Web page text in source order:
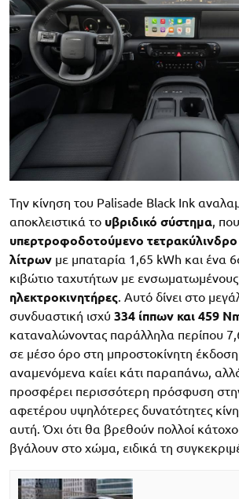
Την κίνηση του Palisade Black Ink
αποκλειστικά το υβριδικό σύστημα,
υπερτροφοδοτούμενο τετρακύλινδρο
λίτρων με μπαταρία 1,65 kWh και ένα
κιβώτιο ταχυτήτων με ενσωματωμένους
ηλεκτροκινητήρες. Αυτό δίνει στο
συνδυαστική ισχύ 334 ίππων και 459
καταναλώνοντας παράλληλα περίπου
σε μέσο όρο στη μπροστοκίνητη
αναμενόμενα καίει κάτι παραπάνω,
προσφέρει περισσότερη πρόσφυση
αφετέρου υψηλότερες δυνατότητες
αυτή. Όχι ότι θα βρεθούν πολλοί
βγάλουν στο χώμα, ειδικά τη